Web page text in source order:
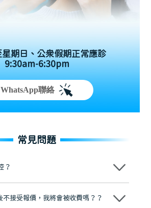
星期日、公眾假期正常應診
9:30am-6:30pm
WhatsApp聯絡
常見問題
？
世」的大學校訓，各分院匯聚來自香港、內地的
領袖品牌」，是諾貝爾種植系統全球放心植牙中
不接受報價，我將會被收費嗎？？